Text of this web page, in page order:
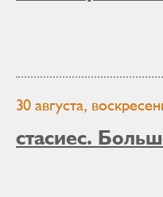
30 августа,
стасиес.